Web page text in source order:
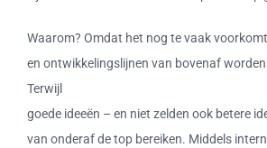
Waarom? Omdat het nog te vaak
en ontwikkelingslijnen van bovenaf
Terwijl
goede ideeën – en niet zelden ook betere
van onderaf de top bereiken. Middels